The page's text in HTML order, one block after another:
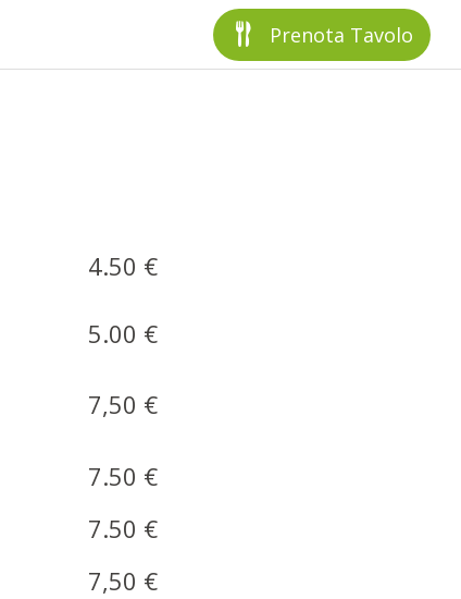
Prenota Tavolo
4.50 €
5.00 €
7,50 €
7.50 €
7.50 €
7,50 €